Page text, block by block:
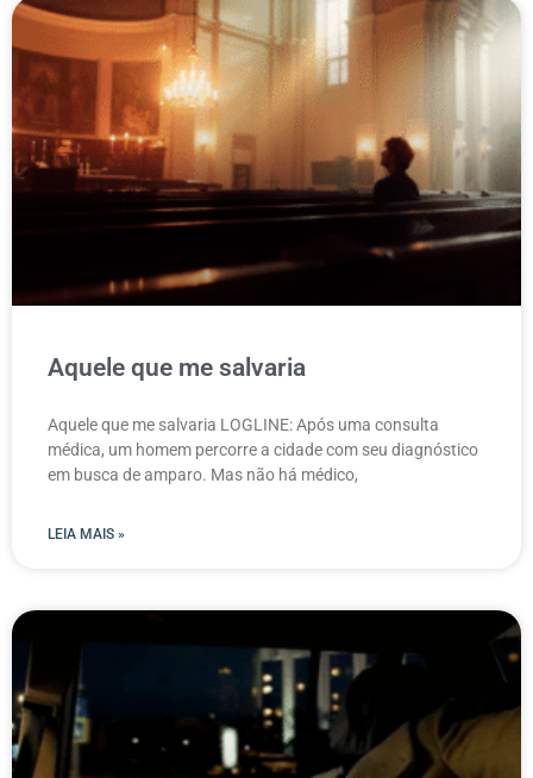
Aquele que me salvaria
Aquele que me salvaria LOGLINE: Após uma consulta
médica, um homem percorre a cidade com seu diagnóstico
em busca de amparo. Mas não há médico,
LEIA MAIS »